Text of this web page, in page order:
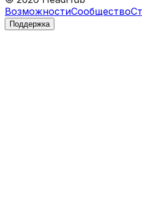
ВозможностиСообщество
Поддержка